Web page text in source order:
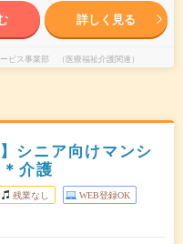
詳しく見る
ビス事業部 （医療福祉介護関連）
シニア向けマンシ
介護
残業なし WEB登録OK